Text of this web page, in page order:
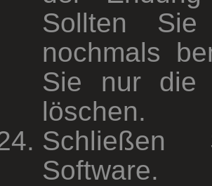
Sollten
nochmals
Sie nur die
löschen.
Software.